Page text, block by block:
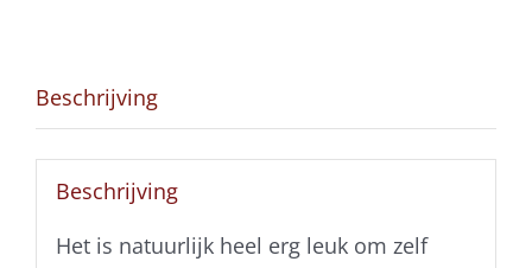
Beschrijving
Beschrijving
Het is natuurlijk heel erg leuk om zelf